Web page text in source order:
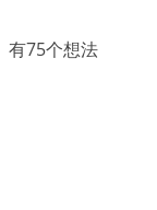
有75个想法